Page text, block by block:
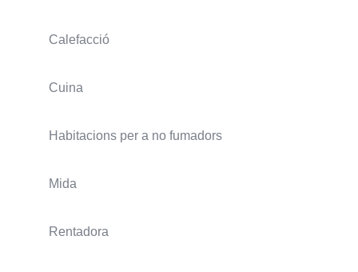
Calefacció
Cuina
Habitacions per a no fumadors
Mida
Rentadora